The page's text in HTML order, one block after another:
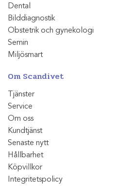
Dental
Bilddiagnostik
Obstetrik och gynekologi
Semin
Miljösmart
Om Scandivet
Tjänster
Service
Om oss
Kundtjänst
Senaste nytt
Hållbarhet
Köpvillkor
Integritetspolicy